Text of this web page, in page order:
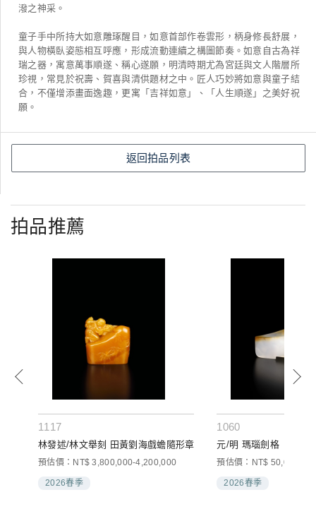
潑之神采。
童子手中所持大如意雕琢醒目，如意首部作卷雲形，柄身修長舒展，
與人物橫臥姿態相互呼應，形成流動連續之構圖節奏。如意自古為祥
瑞之器，寓意萬事順遂、稱心遂願，明清時期尤為宮廷與文人階層所
珍視，常見於祝壽、賀喜與清供題材之中。匠人巧妙將如意與童子結
合，不僅增添畫面逸趣，更寓「吉祥如意」、「人生順遂」之美好祝
願。
返回拍品列表
拍品推薦
1117
林發述/林文舉刻 田黃劉海戲蟾隨形章
預估價：NT$ 3,800,000-4,200,000
2026春季
1060
元/明 瑪瑙劍格
預估價：NT$ 50,000-
2026春季